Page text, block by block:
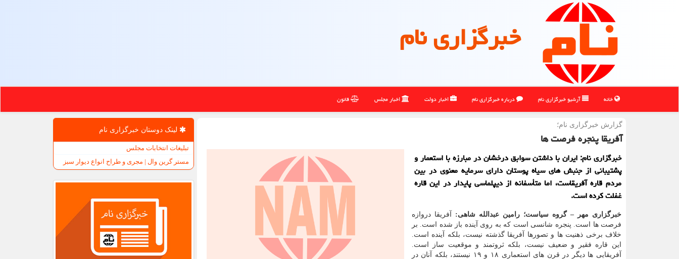
خبرگزاری نام
خانه آرشیو خبرگزاری نام درباره خبرگزاری نام اخبار دولت اخبار مجلس قانون
گزارش خبرگزاری نام؛
آفریقا پنجره فرصت ها
خبرگزاری نام: ایران با داشتن سوابق درخشان در مبارزه با استعمار و
پشتیبانی از جنبش های سیاه پوستان دارای سرمایه معنوی در بین
مردم قاره آفریقاست، اما متأسفانه از دیپلماسی پایدار در این قاره
غفلت کرده است.
خبرگزاری مهر – گروه سیاست؛ رامین عبدالله شاهی:
آفریقا دروازه
فرصت ها است. پنجره شانسی است که به روی آینده باز شده است. بر
خلاف برخی ذهنیت ها و تصورها آفریقا گذشته نیست، بلکه آینده است.
این قاره فقیر و ضعیف نیست، بلکه ثروتمند و موقعیت ساز است.
آفریقایی ها دیگر در قرن های استعماری ۱۸ و ۱۹ نیستند، بلکه آنان در
لینک دوستان خبرگزاری نام
تبلیغات انتخابات مجلس
مستر گرین وال | مجری و طراح انواع دیوار سبز